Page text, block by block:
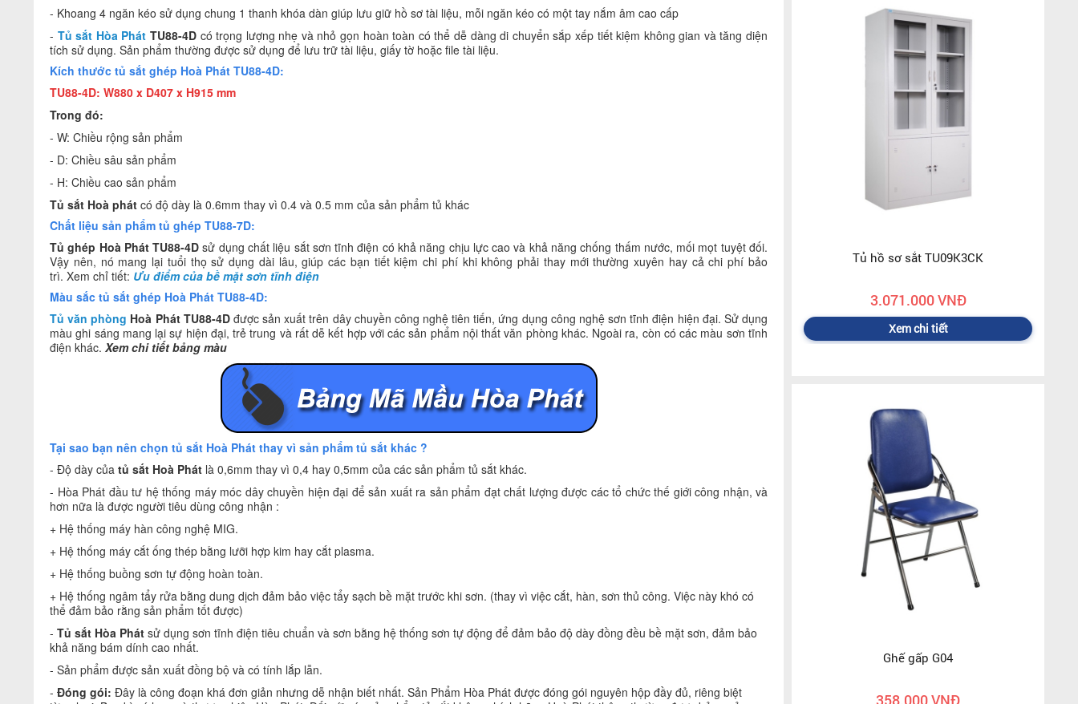
- Khoang 4 ngăn kéo sử dụng chung 1 thanh khóa dàn giúp lưu giữ hồ sơ tài liệu, mỗi ngăn kéo có một tay nắm âm cao cấp
- Tủ sắt Hòa Phát TU88-4D có trọng lượng nhẹ và nhỏ gọn hoàn toàn có thể dễ dàng di chuyển sắp xếp tiết kiệm không gian và tăng diện
tích sử dụng. Sản phẩm thường được sử dụng để lưu trữ tài liệu, giấy tờ hoặc file tài liệu.
Kích thước tủ sắt ghép Hoà Phát TU88-4D:
TU88-4D: W880 x D407 x H915 mm
Trong đó:
- W: Chiều rộng sản phẩm
- D: Chiều sâu sản phẩm
- H: Chiều cao sản phẩm
Tủ sắt Hoà phát có độ dày là 0.6mm thay vì 0.4 và 0.5 mm của sản phẩm tủ khác
Chất liệu sản phẩm tủ ghép TU88-7D:
Tủ ghép Hoà Phát TU88-4D sử dụng chất liệu sắt sơn tĩnh điện có khả năng chịu lực cao và khả năng chống thấm nước, mối mọt tuyệt đối.
Vậy nên, nó mang lại tuổi thọ sử dụng dài lâu, giúp các bạn tiết kiệm chi phí khi không phải thay mới thường xuyên hay cả chi phí bảo
trì. Xem chỉ tiết: Ưu điểm của bề mặt sơn tĩnh điện
Màu sắc tủ sắt ghép Hoà Phát TU88-4D:
Tủ văn phòng Hoà Phát TU88-4Dđược sản xuất trên dây chuyền công nghệ tiên tiến, ứng dụng công nghệ sơn tĩnh điện hiện đại. Sử dụng
màu ghi sáng mang lại sự hiện đại, trẻ trung và rất dễ kết hợp với các sản phẩm nội thất văn phòng khác. Ngoài ra, còn có các màu sơn tĩnh
điện khác. Xem chi tiết bảng màu
Tại sao bạn nên chọn tủ sắt Hoà Phát thay vì sản phẩm tủ sắt khác ?
- Độ dày của tủ sắt Hoà Phát là 0,6mm thay vì 0,4 hay 0,5mm của các sản phẩm tủ sắt khác.
- Hòa Phát đầu tư hệ thống máy móc dây chuyền hiện đại để sản xuất ra sản phẩm đạt chất lượng được các tổ chức thế giới công nhận, và
hơn nữa là được người tiêu dùng công nhận :
+ Hệ thống máy hàn công nghệ MIG.
+ Hệ thống máy cắt ống thép bằng lưỡi hợp kim hay cắt plasma.
+ Hệ thống buồng sơn tự động hoàn toàn.
+ Hệ thống ngâm tẩy rửa bằng dung dịch đảm bảo việc tẩy sạch bề mặt trước khi sơn. (thay vì việc cắt, hàn, sơn thủ công. Việc này khó có
thể đảm bảo rằng sản phẩm tốt được)
- Tủ sắt Hòa Phát sử dụng sơn tĩnh điện tiêu chuẩn và sơn bằng hệ thống sơn tự động để đảm bảo độ dày đồng đều bề mặt sơn, đảm bảo
khả năng bám dính cao nhất.
- Sản phẩm được sản xuất đồng bộ và có tính lắp lẫn.
- Đóng gói: Đây là công đoạn khá đơn giản nhưng dễ nhận biết nhất. Sản Phẩm Hòa Phát được đóng gói nguyên hộp đầy đủ, riêng biệt
Tủ hồ sơ sắt TU09K3CK
3.071.000 VNĐ
Xem chi tiết
Ghế gấp G04
358.000 VNĐ